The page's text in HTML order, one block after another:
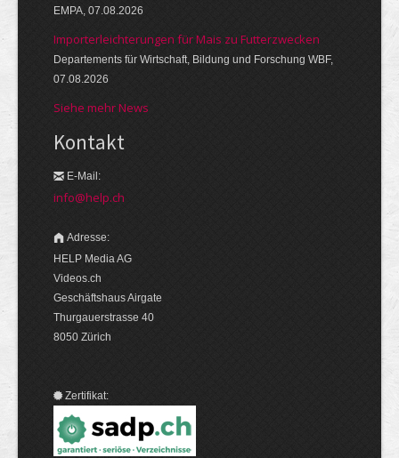
EMPA, 07.08.2026
Importerleichterungen für Mais zu Futterzwecken
Departements für Wirtschaft, Bildung und Forschung WBF,
07.08.2026
Siehe mehr News
Kontakt
E-Mail:
info@help.ch
Adresse:
HELP Media AG
Videos.ch
Geschäftshaus Airgate
Thurgauerstrasse 40
8050 Zürich
Zertifikat: